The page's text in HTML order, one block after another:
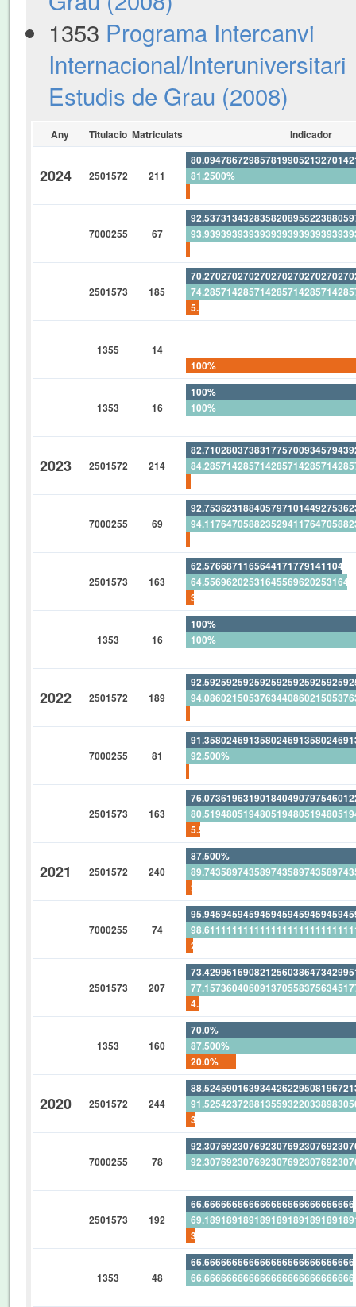
1353 Programa Intercanvi
Internacional/Interuniversitari
Estudis de Grau (2008)
Any Titulacio Matriculats Indicador
2024 2501572 211
81.2500%
7000255 67
2501573 185
1355 14
100%
1353 16
100%
100%
2023 2501572 214
7000255 69
2501573 163
1353 16
100%
100%
2022 2501572 189
7000255 81
92.500%
2501573 163
2021 2501572 240
87.500%
2.500%
7000255 74
2501573 207
1353 160
70.0%
87.500%
20.0%
2020 2501572 244
7000255 78
2501573 192
1353 48